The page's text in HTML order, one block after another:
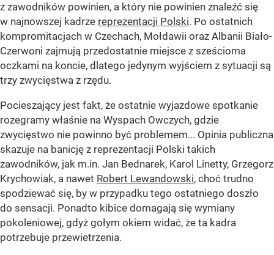
z zawodników powinien, a który nie powinien znaleźć się
w najnowszej kadrze reprezentacji Polski. Po ostatnich
kompromitacjach w Czechach, Mołdawii oraz Albanii Biało-
Czerwoni zajmują przedostatnie miejsce z sześcioma
oczkami na koncie, dlatego jedynym wyjściem z sytuacji są
trzy zwycięstwa z rzędu.
Pocieszający jest fakt, że ostatnie wyjazdowe spotkanie
rozegramy właśnie na Wyspach Owczych, gdzie
zwycięstwo nie powinno być problemem... Opinia publiczna
skazuje na banicję z reprezentacji Polski takich
zawodników, jak m.in. Jan Bednarek, Karol Linetty, Grzegorz
Krychowiak, a nawet Robert Lewandowski, choć trudno
spodziewać się, by w przypadku tego ostatniego doszło
do sensacji. Ponadto kibice domagają się wymiany
pokoleniowej, gdyż gołym okiem widać, że ta kadra
potrzebuje przewietrzenia.